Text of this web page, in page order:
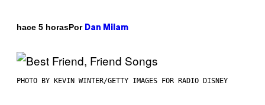
hace 5 horasPor Dan Milam
PHOTO BY KEVIN WINTER/GETTY IMAGES FOR RADIO DISNEY